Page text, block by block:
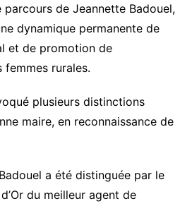
de Jeannette Badouel,
dynamique permanente de
et de promotion de
femmes rurales.
plusieurs distinctions
maire, en reconnaissance de
a été distinguée par le
du meilleur agent de